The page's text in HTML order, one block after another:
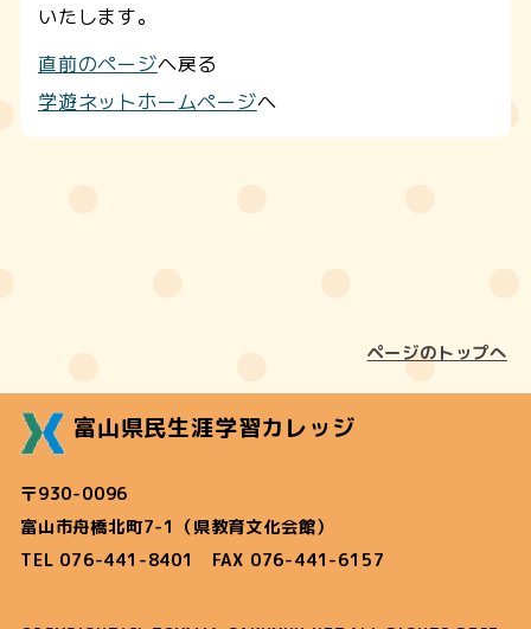
いたします。
直前のページへ戻る
学遊ネットホームページへ
ページのトップへ
富山県民生涯学習カレッジ
〒930-0096
富山市舟橋北町7-1（県教育文化会館）
TEL 076-441-8401 FAX 076-441-6157